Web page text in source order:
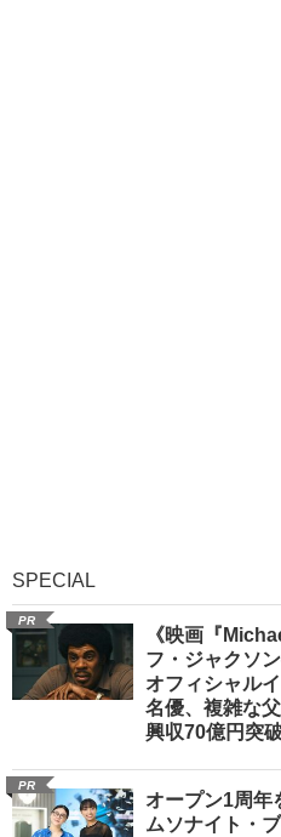
SPECIAL
PR
《映画『
フ・ジャクソ
オフィシャル
名優、複雑な
興収70億円突破
PR
オープン1周年
ムソナイト・